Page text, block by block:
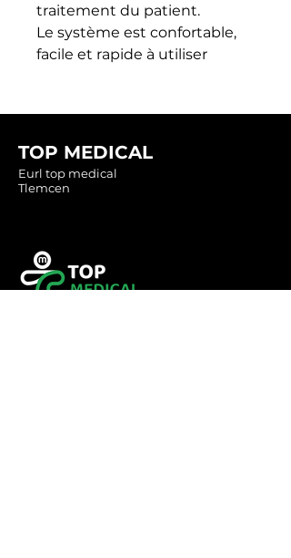
traitement du patient.
Le système est confortable,
facile et rapide à utiliser
TOP MEDICAL
Eurl top medical
Tlemcen